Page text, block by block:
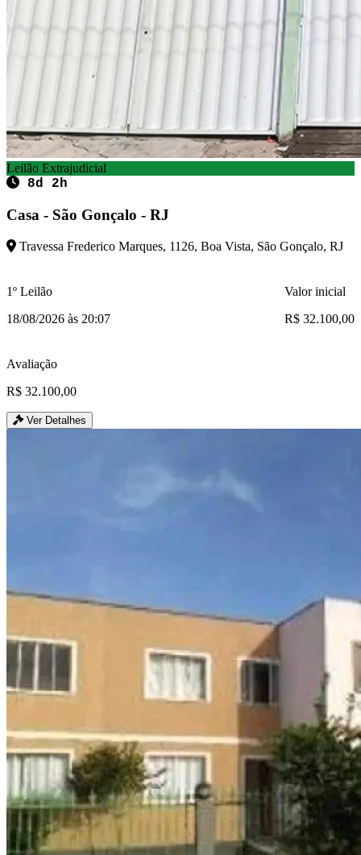
Leilão Extrajudicial
8d 2h
Casa - São Gonçalo - RJ
Travessa Frederico Marques, 1126, Boa Vista, São Gonçalo, RJ
1º Leilão
18/08/2026 às 20:07
Valor inicial
R$ 32.100,00
Avaliação
R$ 32.100,00
Ver Detalhes